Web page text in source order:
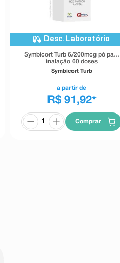
Desc. Laboratório
Symbicort Turb 6/200mcg pó para
inalação 60 doses
Symbicort Turb
a partir de
R$ 91,92*
Comprar